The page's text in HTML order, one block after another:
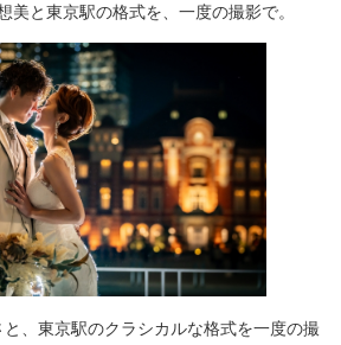
美と東京駅の格式を、一度の撮影で。
、東京駅のクラシカルな格式を一度の撮